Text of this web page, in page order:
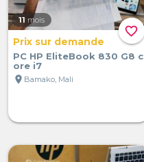
favorite_border
11 mois
Prix sur demande
PC HP EliteBook 830 G8 c
ore i7
location_on Bamako, Mali